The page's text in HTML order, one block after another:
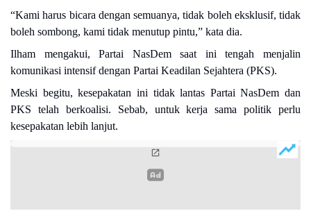
“Kami harus bicara dengan semuanya, tidak boleh eksklusif, tidak
boleh sombong, kami tidak menutup pintu,” kata dia.
Ilham mengakui, Partai NasDem saat ini tengah menjalin
komunikasi intensif dengan Partai Keadilan Sejahtera (PKS).
Meski begitu, kesepakatan ini tidak lantas Partai NasDem dan
PKS telah berkoalisi. Sebab, untuk kerja sama politik perlu
kesepakatan lebih lanjut.